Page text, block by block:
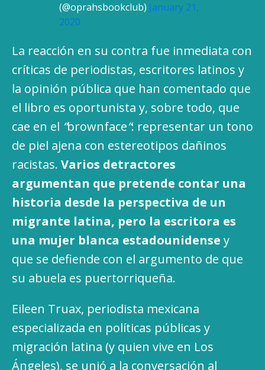
(@oprahsbookclub) January 21,
2020
La reacción en su contra fue inmediata con
críticas de periodistas, escritores latinos y
la opinión pública que han comentado que
el libro es oportunista y, sobre todo, que
cae en el “brownface“: representar un tono
de piel ajena con estereotipos dañinos
racistas. Varios detractores
argumentan que pretende contar una
historia desde la perspectiva de un
migrante latina, pero la escritora es
una mujer blanca estadounidense y
que se defiende con el argumento de que
su abuela es puertorriqueña.
Eileen Truax, periodista mexicana
especializada en políticas públicas y
migración latina (y quien vive en Los
Ángeles), se unió a la conversación al